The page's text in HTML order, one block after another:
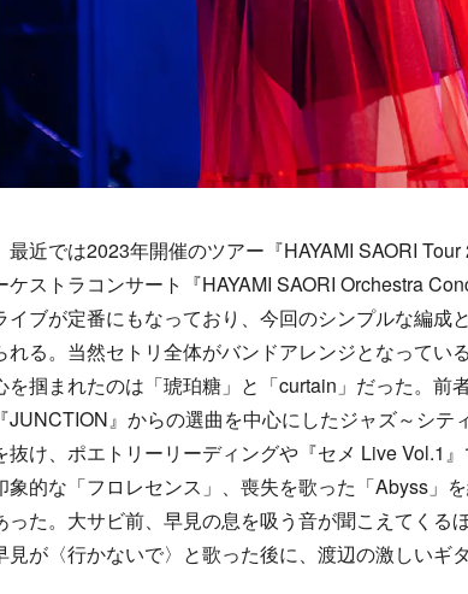
最近では2023年開催のツアー『HAYAMI SAORI
ケストラコンサート『HAYAMI SAORI Orchestra
イブが定番にもなっており、今回のシンプルな編成
れる。当然セトリ全体がバンドアレンジとなってい
を掴まれたのは「琥珀糖」と「curtain」だった。前
『JUNCTION』からの選曲を中心にしたジャズ～シ
抜け、ポエトリーリーディングや『セメ Live Vol.1
象的な「フロレセンス」、喪失を歌った「Abyss」
った。大サビ前、早見の息を吸う音が聞こえてくる
見が〈行かないで〉と歌った後に、渡辺の激しいギ